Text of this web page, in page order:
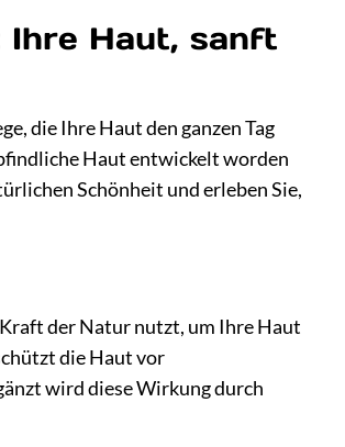
Ihre Haut, sanft
die Ihre Haut den ganzen Tag
Haut entwickelt worden
Schönheit und erleben Sie,
der Natur nutzt, um Ihre Haut
die Haut vor
wird diese Wirkung durch